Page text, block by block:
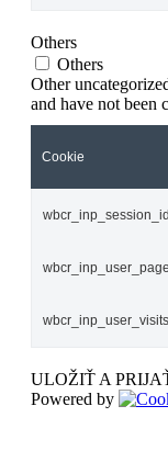
Others
Others
Other
and have not been
Cookie
wbcr_inp_session_id
wbcr_inp_user_visits
ULOŽIŤ A
Powered by